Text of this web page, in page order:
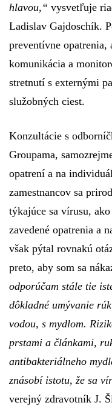
hlavou,“ vysvetľuje
Ladislav Gajdoschík.
preventívne opatrenia,
komunikácia a
stretnutí s externými
služobných ciest.
Konzultácie s
Groupama,
opatrení a na
zamestnancov sa
týkajúce sa vírusu,
zavedené opatrenia a
však pýtal rovnakú
preto, aby som sa
odporúčam stále tie
dôkladné umývanie
vodou, s mydlom.
prstami a článkami,
antibakteriálneho
znásobí istotu, že sa
verejný zdravotník J.